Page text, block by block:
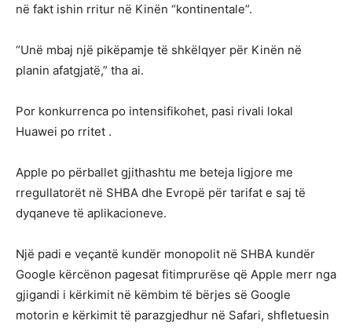
në fakt ishin rritur në Kinën “kontinentale”.
“Unë mbaj një pikëpamje të shkëlqyer për Kinën në
planin afatgjatë,” tha ai.
Por konkurrenca po intensifikohet, pasi rivali lokal
Huawei po rritet .
Apple po përballet gjithashtu me beteja ligjore me
rregullatorët në SHBA dhe Evropë për tarifat e saj të
dyqaneve të aplikacioneve.
Një padi e veçantë kundër monopolit në SHBA kundër
Google kërcënon pagesat fitimprurëse që Apple merr nga
gjigandi i kërkimit në këmbim të bërjes së Google
motorin e kërkimit të parazgjedhur në Safari, shfletuesin